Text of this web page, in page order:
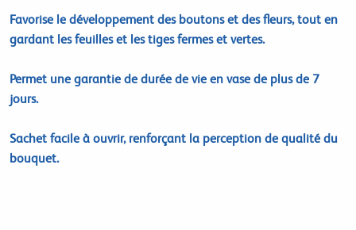
Favorise le développement des boutons et des fleurs, tout en
gardant les feuilles et les tiges fermes et vertes.
Permet une garantie de durée de vie en vase de plus de 7
jours.
Sachet facile à ouvrir, renforçant la perception de qualité du
bouquet.